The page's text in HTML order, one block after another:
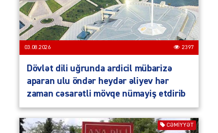
03.08.2026 2397
Dövlət dili uğrunda ardicil mübarizə
aparan ulu öndər heydər əliyev hər
zaman cəsarətli mövqe nümayiş etdirib
CƏMIYYƏT